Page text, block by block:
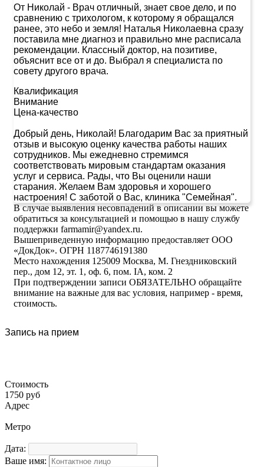
От Николай - Врач отличный, знает свое дело, и по
сравнению с трихологом, к которому я обращался
ранее, это небо и земля! Наталья Николаевна сразу
поставила мне диагноз и правильно мне расписала
рекомендации. Классный доктор, на позитиве,
объяснит все от и до. Выбрал я специалиста по
совету другого врача.
Квалификация
Внимание
Цена-качество
Добрый день, Николай! Благодарим Вас за приятный
отзыв и высокую оценку качества работы наших
сотрудников. Мы ежедневно стремимся
соответствовать мировым стандартам оказания
услуг и сервиса. Рады, что Вы оценили наши
старания. Желаем Вам здоровья и хорошего
настроения! С заботой о Вас, клиника "Семейная".
В случае выявления несовпадений в описании вы можете
обратиться за консультацией и помощью в нашу службу
поддержки farmamir@yandex.ru.
Вышеприведенную информацию предоставляет ООО
«ДокДок». ОГРН 1187746191380
Место нахождения 125009 Москва, М. Гнездниковский
пер., дом 12, эт. 1, оф. 6, пом. IA, ком. 2
При подтверждении записи ОБЯЗАТЕЛЬНО обращайте
внимание на важные для вас условия, например - время,
стоимость.
Запись на прием
Стоимость
1750 руб
Адрес
Метро
Дата:
Ваше имя: